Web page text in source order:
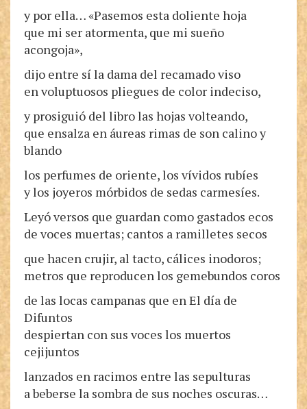
y por ella… «Pasemos esta doliente hoja
que mi ser atormenta, que mi sueño
acongoja»,
dijo entre sí la dama del recamado viso
en voluptuosos pliegues de color indeciso,
y prosiguió del libro las hojas volteando,
que ensalza en áureas rimas de son calino y
blando
los perfumes de oriente, los vívidos rubíes
y los joyeros mórbidos de sedas carmesíes.
Leyó versos que guardan como gastados ecos
de voces muertas; cantos a ramilletes secos
que hacen crujir, al tacto, cálices inodoros;
metros que reproducen los gemebundos coros
de las locas campanas que en El día de
Difuntos
despiertan con sus voces los muertos
cejijuntos
lanzados en racimos entre las sepulturas
a beberse la sombra de sus noches oscuras…